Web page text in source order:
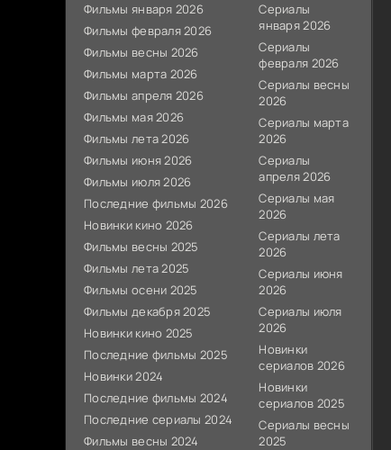
Фильмы января 2026
Фильмы февраля 2026
Фильмы весны 2026
Фильмы марта 2026
Фильмы апреля 2026
Фильмы мая 2026
Фильмы лета 2026
Фильмы июня 2026
Фильмы июля 2026
Последние фильмы 2026
Новинки кино 2026
Фильмы весны 2025
Фильмы лета 2025
Фильмы осени 2025
Фильмы декабря 2025
Новинки кино 2025
Последние фильмы 2025
Новинки 2024
Последние фильмы 2024
Последние сериалы 2024
Фильмы весны 2024
Сериалы
января 2026
Сериалы
февраля 2026
Сериалы весны
2026
Сериалы марта
2026
Сериалы
апреля 2026
Сериалы мая
2026
Сериалы лета
2026
Сериалы июня
2026
Сериалы июля
2026
Новинки
сериалов 2026
Новинки
сериалов 2025
Сериалы весны
2025